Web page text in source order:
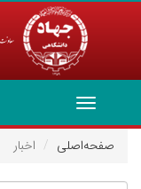
Toggle
navigation
صفحه‌اصلی
اخبار